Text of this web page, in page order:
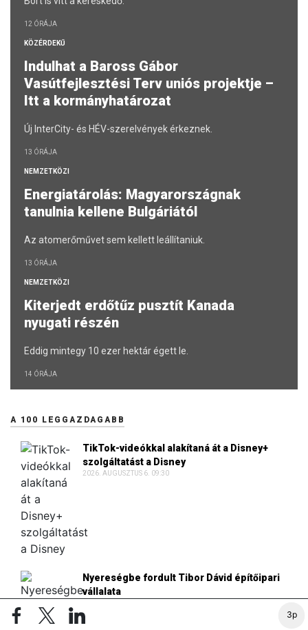
3p
12 ÓRÁJA
KÖZÉRDEKŰ
Indulhat a Baross Gábor
Vasútfejlesztési Terv uniós projektje –
Itt a kormányhatározat
Új InterCity- és HÉV-szerelvények érkeznek.
13 ÓRÁJA
NEMZETKÖZI
Energiatárolás: Magyarországnak
tanulnia kellene Bulgáriától
Az atomerőművet sem kellett leállítaniuk.
13 ÓRÁJA
NEMZETKÖZI
Kiterjedt erdőtűz pusztít Kanada
nyugati részén
Eddig mintegy 10 ezer hektár égett le.
14 ÓRÁJA
A 100 LEGGAZDAGABB
TikTok-videókkal alakítaná át a Disney+
szolgáltatást a Disney
2026. AUGUSZTUS 6. 09:30
Nyereségbe fordult Tibor Dávid építőipari
vállalata